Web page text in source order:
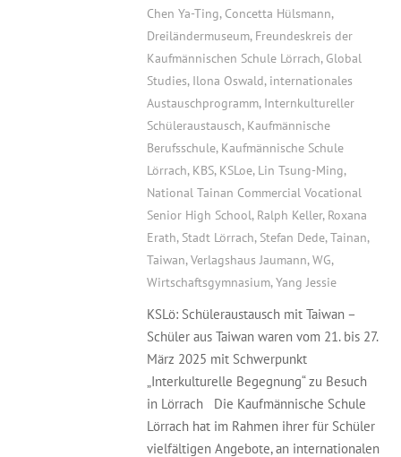
Chen Ya-Ting, Concetta Hülsmann,
Dreiländermuseum, Freundeskreis der
Kaufmännischen Schule Lörrach, Global
Studies, Ilona Oswald, internationales
Austauschprogramm, Internkultureller
Schüleraustausch, Kaufmännische
Berufsschule, Kaufmännische Schule
Lörrach, KBS, KSLoe, Lin Tsung-Ming,
National Tainan Commercial Vocational
Senior High School, Ralph Keller, Roxana
Erath, Stadt Lörrach, Stefan Dede, Tainan,
Taiwan, Verlagshaus Jaumann, WG,
Wirtschaftsgymnasium, Yang Jessie
KSLö: Schüleraustausch mit Taiwan –
Schüler aus Taiwan waren vom 21. bis 27.
März 2025 mit Schwerpunkt
„Interkulturelle Begegnung“ zu Besuch
in Lörrach Die Kaufmännische Schule
Lörrach hat im Rahmen ihrer für Schüler
vielfältigen Angebote, an internationalen